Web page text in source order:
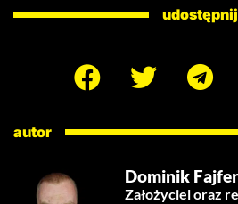
udostępnij
autor
Dominik
Założyciel oraz